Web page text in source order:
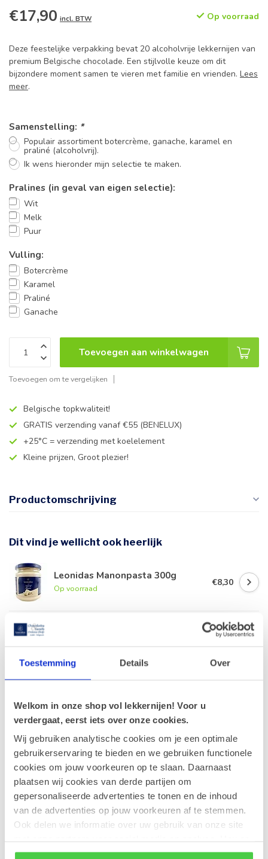
Toestemming Details Over
Welkom in onze shop vol lekkernijen! Voor u
verdergaat, eerst iets over onze cookies.
Wij gebruiken analytische cookies om je een optimale
gebruikerservaring te bieden en we gebruiken functionele
cookies om jouw voorkeuren op te slaan. Daarnaast
plaatsen wij cookies van derde partijen om
gepersonaliseerde advertenties te tonen en de inhoud
van de advertenties op jouw voorkeuren af te stemmen.
Ook delen we informatie over uw gebruik van onze site
rekening mee dat als je bepaalde cookies blokkeert, het
€17,90 incl. BTW Op voorraad
Deze feestelijke verpakking bevat 20 alcoholvrije lekkernijen van
premium Belgische chocolade. Een stijlvolle keuze om dit
bijzondere moment samen te vieren met familie en vrienden. Lees
meer.
Samenstelling: *
Populair assortiment botercrème, ganache, karamel en
praliné (alcoholvrij).
Ik wens hieronder mijn selectie te maken.
Pralines (in geval van eigen selectie):
Wit
Melk
Puur
Vulling:
Botercrème
Karamel
Praliné
Ganache
Toevoegen aan winkelwagen
Toevoegen om te vergelijken
Belgische topkwaliteit!
GRATIS verzending vanaf €55 (BENELUX)
+25°C = verzending met koelelement
Kleine prijzen, Groot plezier!
Productomschrijving
Dit vind je wellicht ook heerlijk
Leonidas Manonpasta 300g
Op voorraad
€8,30
€10,20
Op voorraad
Geldhof Zakje 15 Cuberdons
Op voorraad
€8,50
Macarons aardbei, pistache en
citroen (6 stuks)
Op voorraad
€6,00